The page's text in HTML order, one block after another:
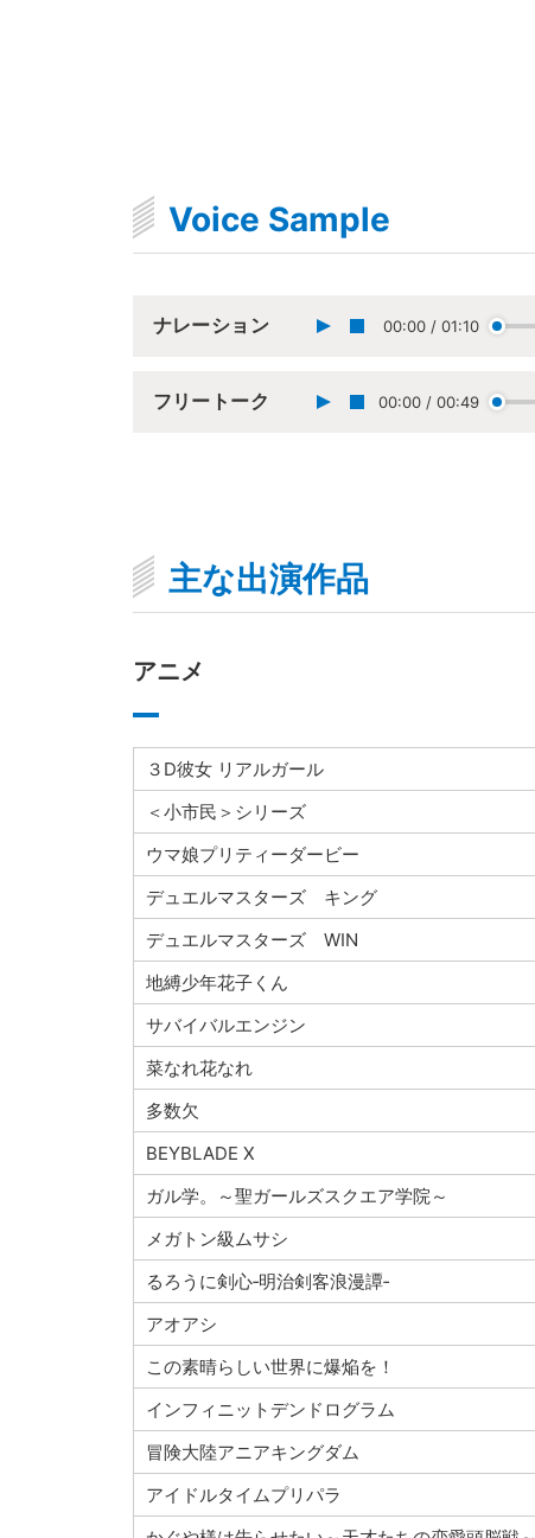
Voice Sample
ナレーション 00:00 / 01:10
フリートーク 00:00 / 00:49
主な出演作品
アニメ
３D彼女 リアルガール
＜小市民＞シリーズ
ウマ娘プリティーダービー
デュエルマスターズ キング
デュエルマスターズ WIN
地縛少年花子くん
サバイバルエンジン
菜なれ花なれ
多数欠
BEYBLADE X
ガル学。～聖ガールズスクエア学院～
メガトン級ムサシ
るろうに剣心‐明治剣客浪漫譚‐
アオアシ
この素晴らしい世界に爆焔を！
インフィニットデンドログラム
冒険大陸アニアキングダム
アイドルタイムプリパラ